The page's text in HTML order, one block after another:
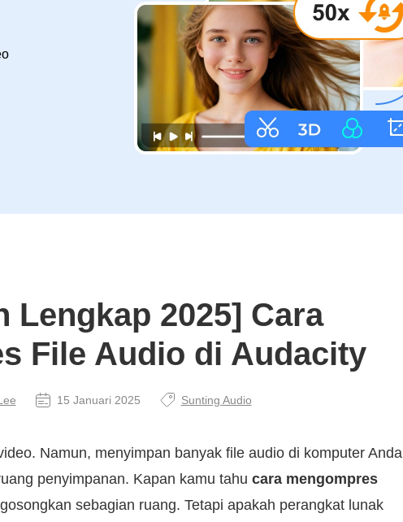
Lengkap 2025] Cara
File Audio di Audacity
15 Januari 2025 Sunting Audio
Namun, menyimpan banyak file audio di komputer Anda
penyimpanan. Kapan kamu tahu cara mengompres
sebagian ruang. Tetapi apakah perangkat lunak